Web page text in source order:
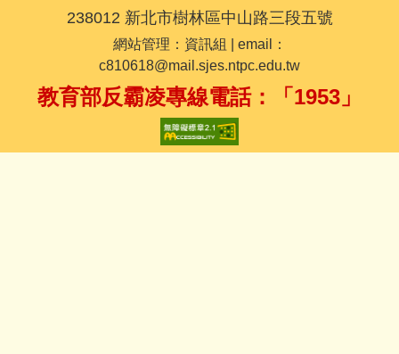
238012 新北市樹林區中山路三段五號
網站管理：資訊組 | email：
c810618@mail.sjes.ntpc.edu.tw
教育部反霸凌專線電話：「1953」